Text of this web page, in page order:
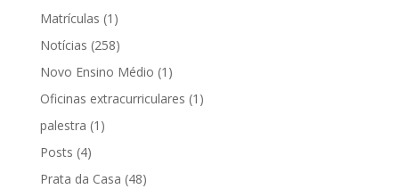
Matrículas (1)
Notícias (258)
Novo Ensino Médio (1)
Oficinas extracurriculares (1)
palestra (1)
Posts (4)
Prata da Casa (48)